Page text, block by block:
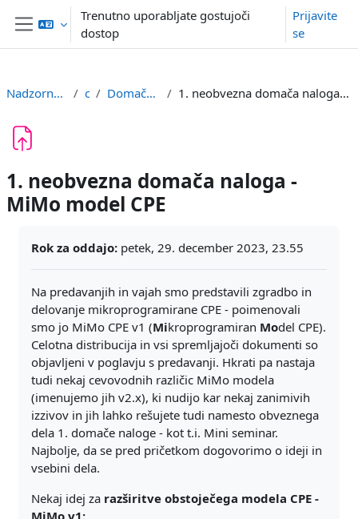
Preskoči na glavno vsebino
Stransko polje
Trenutno uporabljate gostujoči
dostop
Prijavite
se
Nadzorna plošča or Domače naloge 1. neobvezna domača naloga - MiMo model CPE
1. neobvezna domača naloga -
MiMo model CPE
Rok za oddajo: petek, 29. december 2023, 23.55
Na predavanjih in vajah smo predstavili zgradbo in
delovanje mikroprogramirane CPE - poimenovali
smo jo MiMo CPE v1 (Mikroprogramiran Model CPE).
Celotna distribucija in vsi spremljajoči dokumenti so
objavljeni v poglavju s predavanji. Hkrati pa nastaja
tudi nekaj cevovodnih različic MiMo modela
(imenujemo jih v2.x), ki nudijo kar nekaj zanimivih
izzivov in jih lahko rešujete tudi namesto obveznega
dela 1. domače naloge - kot t.i. Mini seminar.
Najbolje, da se pred pričetkom dogovorimo o ideji in
vsebini dela.
Nekaj idej za razširitve obstoječega modela CPE -
MiMo v1: